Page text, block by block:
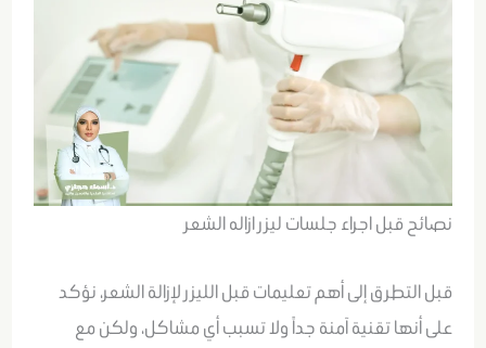
نصائح قبل اجراء جلسات ليزر ازاله الشعر
قبل التطرق إلى أهم تعليمات قبل الليزر لإزالة الشعر، نؤكد
على أنها تقنية آمنة جداً ولا تسبب أي مشاكل، ولكن مع